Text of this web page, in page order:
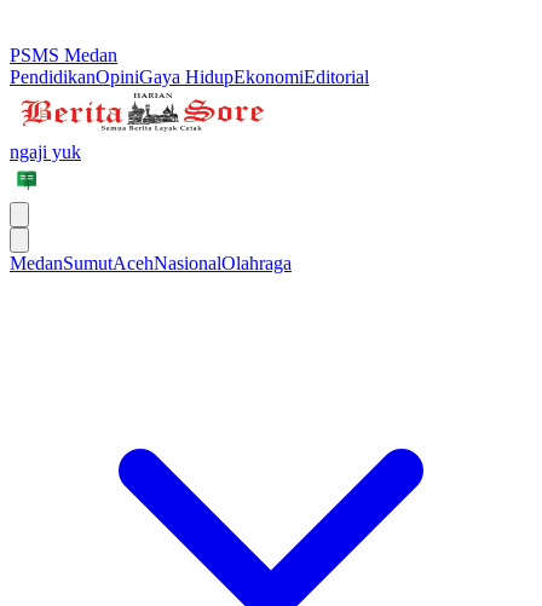
PSMS Medan
PendidikanOpiniGaya HidupEkonomiEditorial
ngaji yuk
MedanSumutAcehNasionalOlahraga